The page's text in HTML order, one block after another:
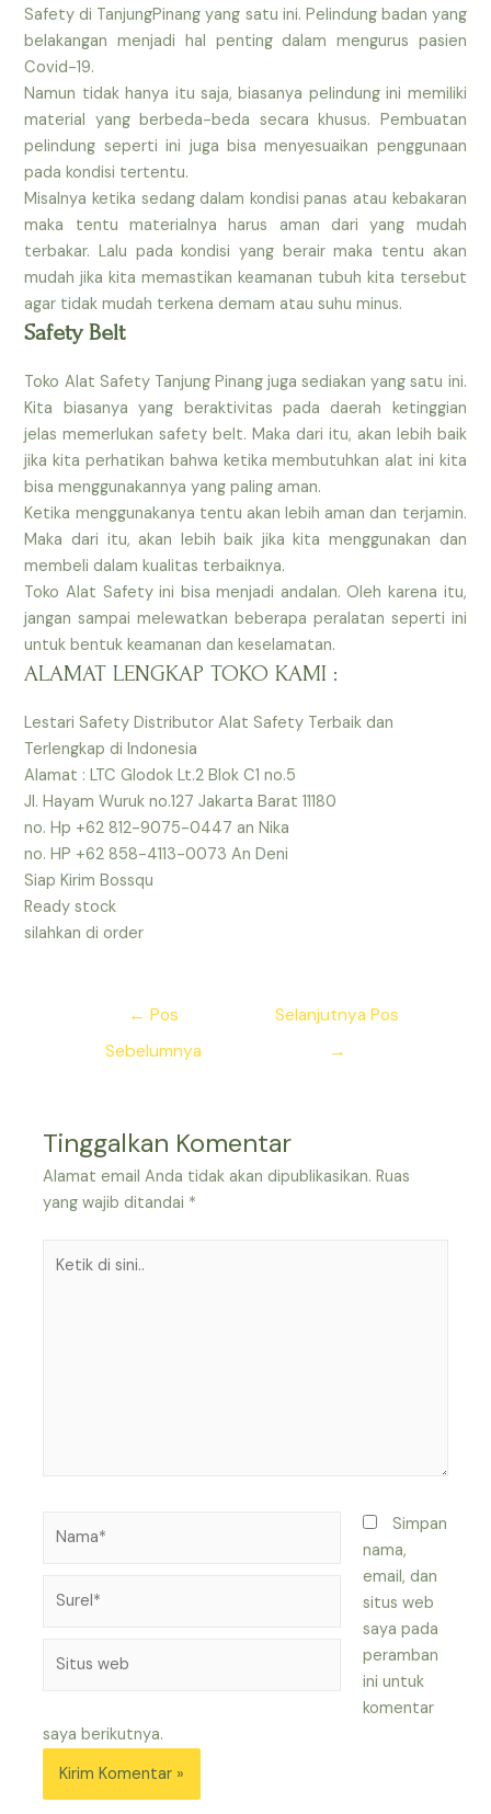
Safety di TanjungPinang yang satu ini. Pelindung badan yang
belakangan menjadi hal penting dalam mengurus pasien
Covid-19.
Namun tidak hanya itu saja, biasanya pelindung ini memiliki
material yang berbeda-beda secara khusus. Pembuatan
pelindung seperti ini juga bisa menyesuaikan penggunaan
pada kondisi tertentu.
Misalnya ketika sedang dalam kondisi panas atau kebakaran
maka tentu materialnya harus aman dari yang mudah
terbakar. Lalu pada kondisi yang berair maka tentu akan
mudah jika kita memastikan keamanan tubuh kita tersebut
agar tidak mudah terkena demam atau suhu minus.
Safety Belt
Toko Alat Safety Tanjung Pinang juga sediakan yang satu ini.
Kita biasanya yang beraktivitas pada daerah ketinggian
jelas memerlukan safety belt. Maka dari itu, akan lebih baik
jika kita perhatikan bahwa ketika membutuhkan alat ini kita
bisa menggunakannya yang paling aman.
Ketika menggunakanya tentu akan lebih aman dan terjamin.
Maka dari itu, akan lebih baik jika kita menggunakan dan
membeli dalam kualitas terbaiknya.
Toko Alat Safety ini bisa menjadi andalan. Oleh karena itu,
jangan sampai melewatkan beberapa peralatan seperti ini
untuk bentuk keamanan dan keselamatan.
ALAMAT LENGKAP TOKO KAMI :
Lestari Safety Distributor Alat Safety Terbaik dan
Terlengkap di Indonesia
Alamat : LTC Glodok Lt.2 Blok C1 no.5
Jl. Hayam Wuruk no.127 Jakarta Barat 11180
no. Hp +62 812-9075-0447 an Nika
no. HP +62 858-4113-0073 An Deni
Siap Kirim Bossqu
Ready stock
silahkan di order
← Pos
Sebelumnya
Selanjutnya Pos
→
Tinggalkan Komentar
Alamat email Anda tidak akan dipublikasikan. Ruas
yang wajib ditandai *
web
Simpan
nama,
email, dan
situs web
saya pada
peramban
ini untuk
komentar
saya berikutnya.